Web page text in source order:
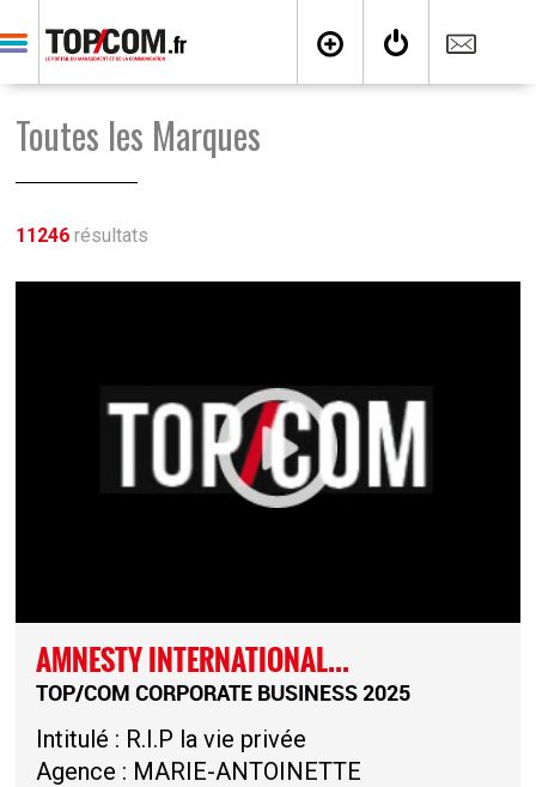
Toutes les Marques
11246 résultats
AMNESTY INTERNATIONAL...
TOP/COM CORPORATE BUSINESS 2025
Intitulé : R.I.P la vie privée
Agence : MARIE-ANTOINETTE